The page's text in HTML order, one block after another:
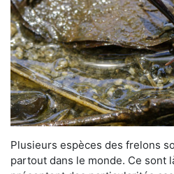
Plusieurs espèces des frelons
partout dans le monde. Ce sont